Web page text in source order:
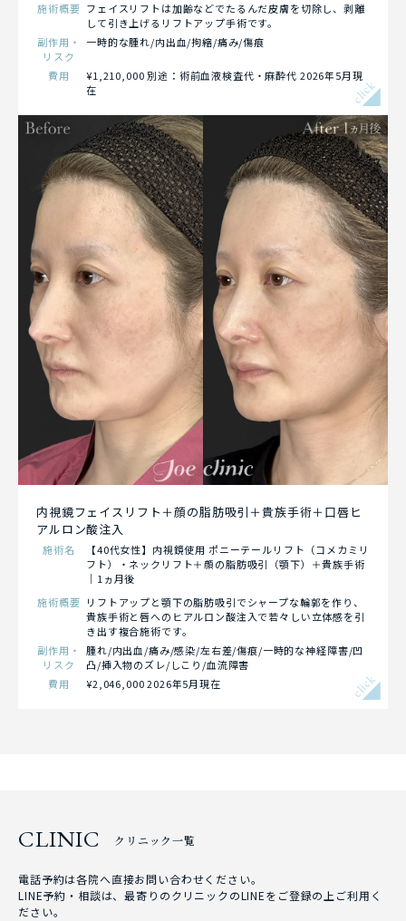
施術概要 フェイスリフトは加齢などでたるんだ皮膚を切除し、剥離
して引き上げるリフトアップ手術です。
副作用・
リスク
一時的な腫れ/内出血/拘縮/痛み /傷痕
費用
¥1,210,000 別途：術前血液検査代・麻酔代 2026年5月現
在
click
内視鏡フェイスリフト＋顔の脂肪吸引＋貴族手術＋口唇ヒ
アルロン酸注入
施術名
【40代女性】内視鏡使用 ポニーテールリフト（コメカミリ
フト）・ネックリフト＋顔の脂肪吸引（顎下）＋貴族手術
｜1ヵ月後
施術概要 リフトアップと顎下の脂肪吸引でシャープな輪郭を作り、
貴族手術と唇へのヒアルロン酸注入で若々しい立体感を引
き出す複合施術です。
副作用・
リスク
腫れ/内出血/痛み/感染/左右差/傷痕/一時的な神経障害/凹
凸/挿入物のズレ/しこり/血流障害
費用
¥2,046,000 2026年5月現在 click
CLINIC クリニック一覧
電話予約は各院へ直接お問い合わせください。
LINE予約・相談は、最寄りのクリニックのLINEをご登録の上ご利用く
ださい。